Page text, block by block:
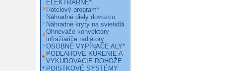
ELEKTRÁRNE*
Hotelový program*
Náhradné diely dovozcu
Náhradne kryty na svietidlá
Ohrievače konvektory
infražiariče radiátory
OSOBNÉ VYPÍNAČE ALY*
PODLAHOVÉ KÚRENIE A
VYKUROVACIE ROHOŽE
POISTKOVÉ SYSTÉMY